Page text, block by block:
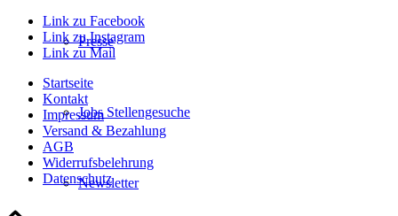
Presse
Jobs Stellengesuche
Newsletter
Link zu Facebook
Link zu Instagram
Link zu Mail
Startseite
Kontakt
Impressum
Versand & Bezahlung
AGB
Widerrufsbelehrung
Datenschutz